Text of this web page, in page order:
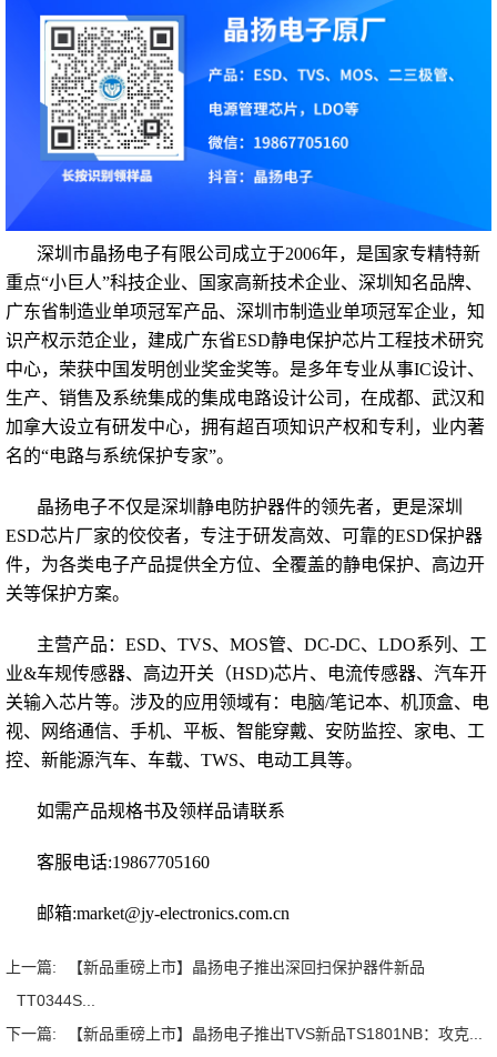
深圳市晶扬电子有限公司 成立于2006年，是 国家专精特新
重点“小巨人”科技企业、国家高新技术企业、深圳知名品牌、
广东省制造业单项冠军产品、深圳市制造业单项冠军企业，知
识产权示范企业，建成广东省ESD静电保护芯片工程技术研究
中心，荣获中国发明创业奖金奖等。是多年专业从事IC设计、
生产、销售及系统集成的集成电路设计公司，在成都、武汉和
加拿大设立有研发中心，拥有超百项知识产权和专利，业内著
名的“电路与系统保护专家”。
晶扬电子不仅是深圳静电防护器件的领先者，更是深圳
ESD芯片厂家的佼佼者，专注于研发高效、可靠的ESD保护器
件，为各类电子产品提供全方位、全覆盖的静电保护、高边开
关等保护方案。
主营产品： ESD、TVS、MOS管、DC-DC、LDO系列、工
业&车规传感器、高边开关（HSD)芯片、电流传感器、汽车开
关输入芯片等。涉及的应用领域有：电脑/笔记本、机顶盒、电
视、网络通信、手机、平板、智能穿戴、安防监控、家电、工
控、新能源汽车、车载、TWS、电动工具等。
如需产品规格书及领样品请联系
客服电话:19867705160
邮箱:market@jy-electronics.com.cn
上一篇:
【新品重磅上市】晶扬电子推出深回扫保护器件新品
TT0344S...
下一篇:
【新品重磅上市】晶扬电子推出TVS新品TS1801NB：攻克...